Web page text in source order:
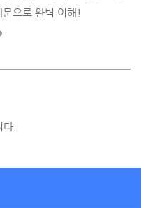
으로 완벽 이해!
.